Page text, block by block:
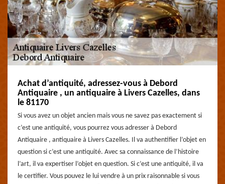
Achat d’antiquité, adressez-vous à Debord
Antiquaire , un antiquaire à Livers Cazelles, dans
le 81170
Si vous avez un objet ancien mais vous ne savez pas exactement si
c’est une antiquité, vous pourrez vous adresser à Debord
Antiquaire , antiquaire à Livers Cazelles. Il va authentifier l’objet en
question si c’est une antiquité. Avec sa connaissance de l’histoire
l’art, il va expertiser l’objet en question. Si c’est une antiquité, il va
le certifier. Vous pouvez le lui vendre à un prix raisonnable si vous